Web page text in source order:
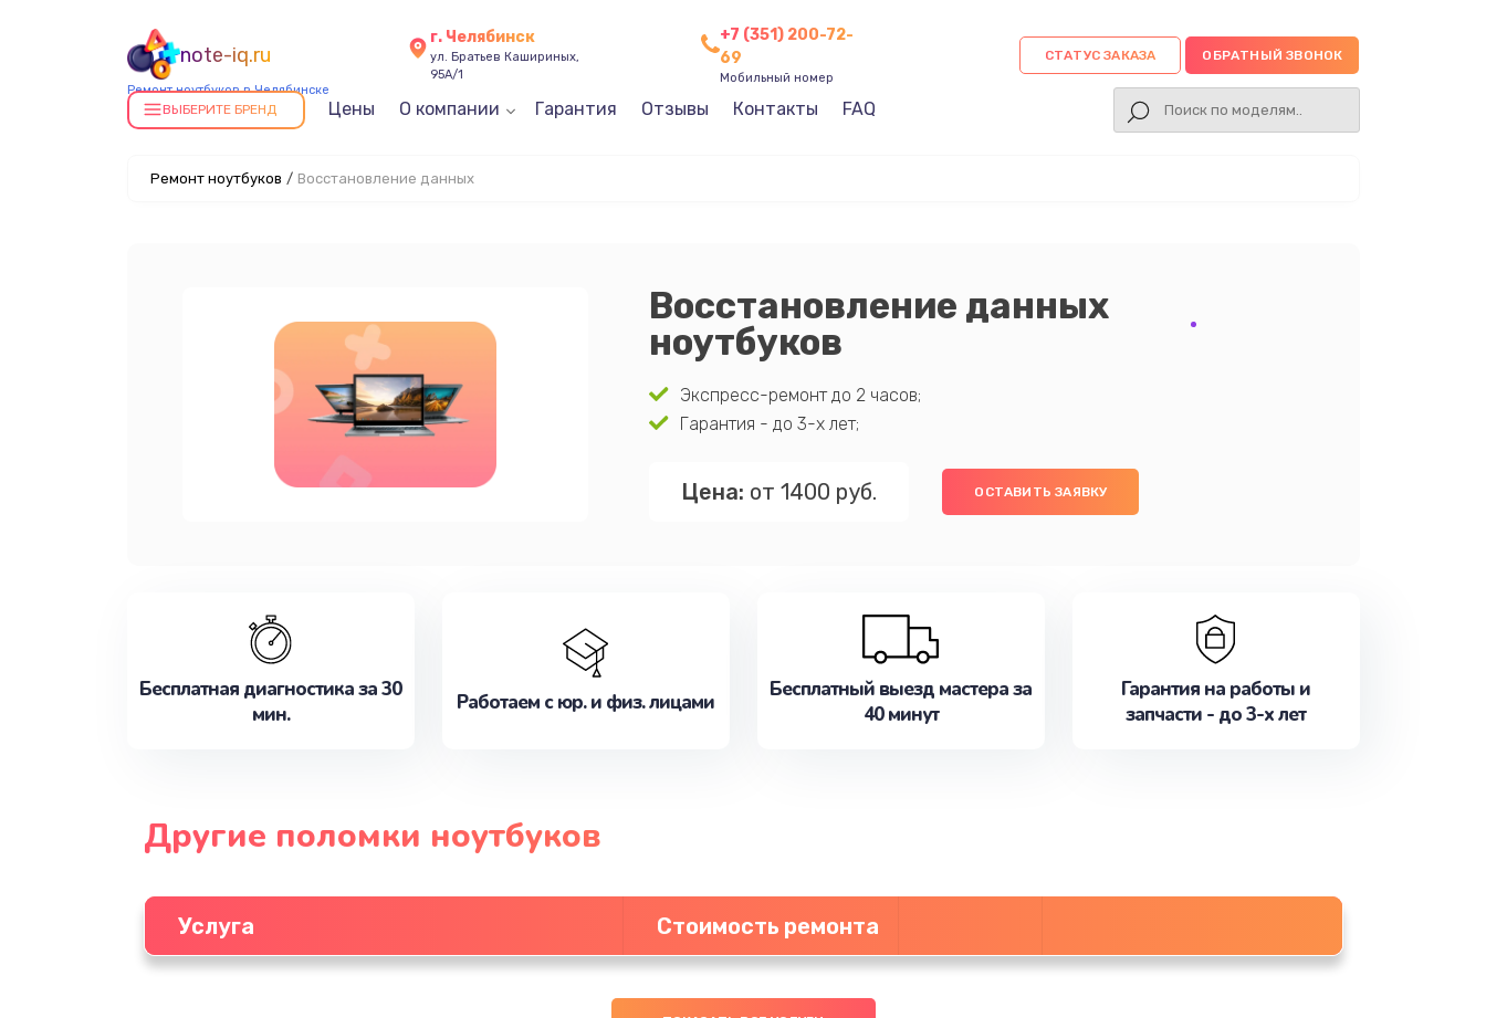
note-iq.ru
Ремонт ноутбуков в Челябинске
г. Челябинск
ул. Братьев Кашириных,
95А/1
+7 (351) 200-72-
69
Мобильный номер
СТАТУС ЗАКАЗА ОБРАТНЫЙ ЗВОНОК
ВЫБЕРИТЕ БРЕНД Цены О компании Гарантия Отзывы Контакты FAQ
Ремонт ноутбуков / Восстановление данных
Восстановление данных
ноутбуков
Экспресс-ремонт до 2 часов;
Гарантия - до 3-х лет;
Цена: от 1400 руб. ОСТАВИТЬ ЗАЯВКУ
Бесплатная диагностика за 30
мин.
Работаем с юр. и физ. лицами
Бесплатный выезд мастера за
40 минут
Гарантия на работы и
запчасти - до 3-х лет
Другие поломки ноутбуков
Услуга Стоимость ремонта